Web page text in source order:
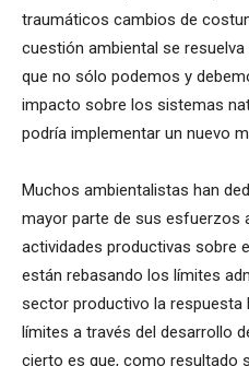
traumáticos cambios de
cuestión ambiental se
que no sólo podemos y
impacto sobre los sistemas
podría implementar un nuevo
Muchos ambientalistas han
mayor parte de sus esfuerzos
actividades productivas sobre
están rebasando los límites
sector productivo la respuesta
límites a través del desarrollo
cierto es que, como resultado